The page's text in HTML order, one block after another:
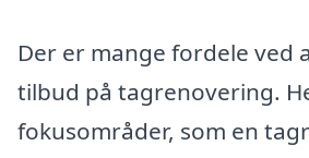
Der er mange fordele ved
tilbud på tagrenovering.
fokusområder, som en